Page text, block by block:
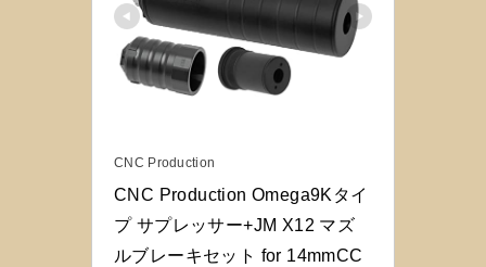
CNC Production
CNC Production Omega9Kタイ
プ サプレッサー+JM X12 マズ
ルブレーキセット for 14mmCC